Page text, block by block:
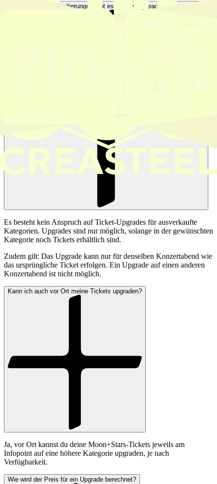
Welche weiteren Limitierungen gibt es bei den Upgrades zu beachten?
Es besteht kein Anspruch auf Ticket-Upgrades für ausverkaufte
Kategorien. Upgrades sind nur möglich, solange in der gewünschten
Kategorie noch Tickets erhältlich sind.
Zudem gilt: Das Upgrade kann nur für denselben Konzertabend wie
das ursprüngliche Ticket erfolgen. Ein Upgrade auf einen anderen
Konzertabend ist nicht möglich.
Kann ich auch vor Ort meine Tickets upgraden?
Ja, vor Ort kannst du deine Moon+Stars-Tickets jeweils am
Infopoint auf eine höhere Kategorie upgraden, je nach
Verfügbarkeit.
Wie wird der Preis für ein Upgrade berechnet?